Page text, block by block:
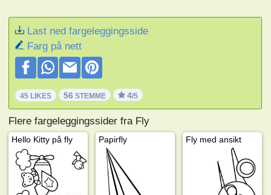
Last ned fargeleggingsside
Farg på nett
45 LIKES 56 STEMME 4/5
Flere fargeleggingssider fra Fly
Hello Kitty på fly Papirfly Fly med ansikt